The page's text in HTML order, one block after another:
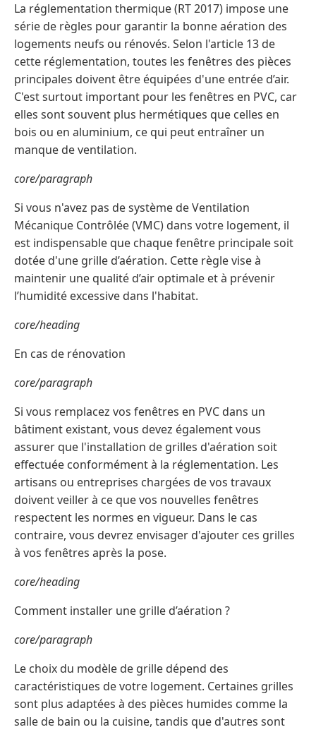
La réglementation thermique (RT 2017) impose une
série de règles pour garantir la bonne aération des
logements neufs ou rénovés. Selon l'article 13 de
cette réglementation, toutes les fenêtres des pièces
principales doivent être équipées d'une entrée d’air.
C'est surtout important pour les fenêtres en PVC, car
elles sont souvent plus hermétiques que celles en
bois ou en aluminium, ce qui peut entraîner un
manque de ventilation.
core/paragraph
Si vous n'avez pas de système de Ventilation
Mécanique Contrôlée (VMC) dans votre logement, il
est indispensable que chaque fenêtre principale soit
dotée d'une grille d’aération. Cette règle vise à
maintenir une qualité d’air optimale et à prévenir
l’humidité excessive dans l'habitat.
core/heading
En cas de rénovation
core/paragraph
Si vous remplacez vos fenêtres en PVC dans un
bâtiment existant, vous devez également vous
assurer que l'installation de grilles d'aération soit
effectuée conformément à la réglementation. Les
artisans ou entreprises chargées de vos travaux
doivent veiller à ce que vos nouvelles fenêtres
respectent les normes en vigueur. Dans le cas
contraire, vous devrez envisager d'ajouter ces grilles
à vos fenêtres après la pose.
core/heading
Comment installer une grille d’aération ?
core/paragraph
Le choix du modèle de grille dépend des
caractéristiques de votre logement. Certaines grilles
sont plus adaptées à des pièces humides comme la
salle de bain ou la cuisine, tandis que d'autres sont